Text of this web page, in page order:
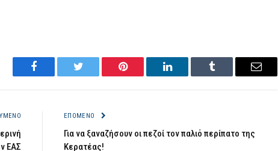
Facebook Twitter Pinterest LinkedIn Tumblr Email
ΕΑΣ
ΕΠΌΜΕΝΟ
Για να ξαναζήσουν οι πεζοί τον παλιό περίπατο της
Κερατέας!